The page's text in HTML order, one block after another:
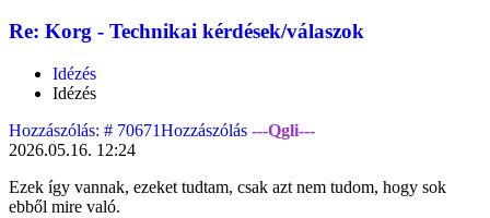
Re: Korg - Technikai kérdések/válaszok
Idézés
Idézés
Hozzászólás: # 70671Hozzászólás ---Qgli---
2026.05.16. 12:24
Ezek így vannak, ezeket tudtam, csak azt nem tudom, hogy sok
ebből mire való.